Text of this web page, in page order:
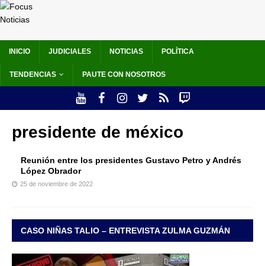
INICIO JUDICIALES NOTICIAS POLÍTICA
TENDENCIAS PAUTE CON NOSOTROS
presidente de méxico
Reunión entre los presidentes Gustavo Petro y Andrés
López Obrador
25 de noviembre de 2022
CASO NIÑAS TALIO – ENTREVISTA ZULMA GUZMÁN